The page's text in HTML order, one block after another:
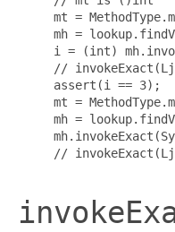
mt =
mh =
i = (int)
//
assert(i == 3);
mt =
mh =
//